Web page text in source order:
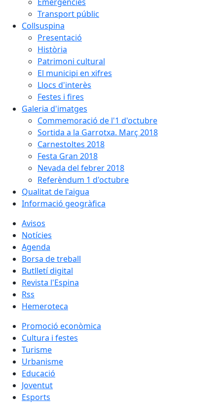
Transport públic
Collsuspina
Presentació
Història
Patrimoni cultural
El municipi en xifres
Llocs d'interès
Festes i fires
Galeria d'imatges
Commemoració de l'1 d'octubre
Sortida a la Garrotxa. Març 2018
Carnestoltes 2018
Festa Gran 2018
Nevada del febrer 2018
Referèndum 1 d'octubre
Qualitat de l'aigua
Informació geogràfica
Avisos
Notícies
Agenda
Borsa de treball
Butlletí digital
Revista l'Espina
Rss
Hemeroteca
Promoció econòmica
Cultura i festes
Turisme
Urbanisme
Educació
Joventut
Esports